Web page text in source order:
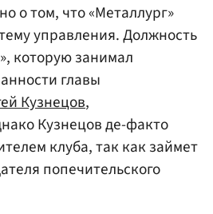
о том, что «Металлург»
управления. Должность
которую занимал
главы
Кузнецов,
Кузнецов де-факто
клуба, так как займет
попечительского